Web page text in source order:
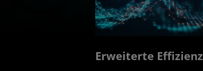
Erweiterte Effizienz